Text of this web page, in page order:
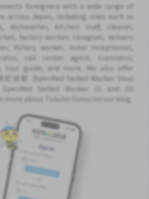
foreigners with a wide range of
across Japan, including roles such as
dishwasher, kitchen staff, cleaner,
factory worker, caregiver, delivery
fishery worker, hotel receptionist,
call center agent, translator,
tour guide, and more. We also offer
定技能 (Specified Skilled Worker Visa)
Skilled Worker (i) and (ii)
more about Tokutei Ginou on our blog.